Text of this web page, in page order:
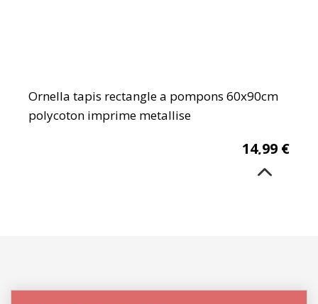
Ornella tapis rectangle a pompons 60x90cm
polycoton imprime metallise
14,99 €